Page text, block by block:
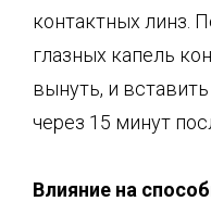
контактных линз.
глазных капель
вынуть, и
через 15 минут
Влияние на